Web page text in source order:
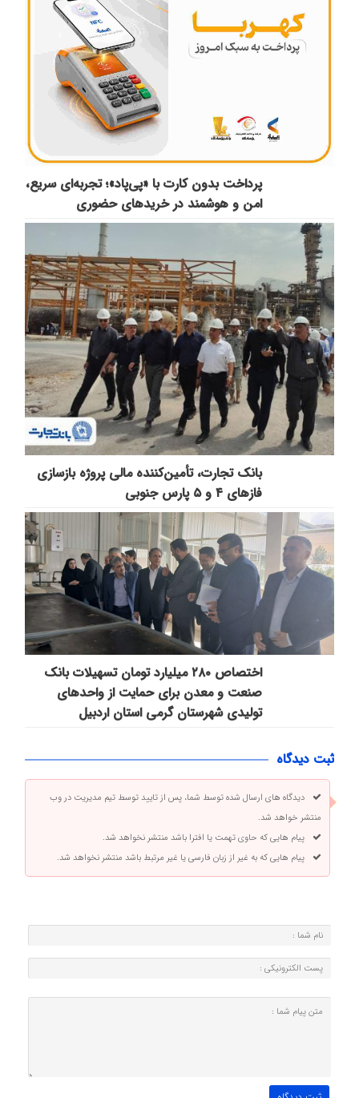
پرداخت بدون کارت با «پی‌پاد»؛ تجربه‌ای سریع،
امن و هوشمند در خریدهای حضوری
بانک تجارت، تأمین‌کننده مالی پروژه بازسازی
فازهای ۴ و ۵ پارس جنوبی
اختصاص ۲۸۰ میلیارد تومان تسهیلات بانک
صنعت و معدن برای حمایت از واحدهای
تولیدی شهرستان گرمی استان اردبیل
ثبت دیدگاه
دیدگاه های ارسال شده توسط شما، پس از تایید توسط تیم مدیریت در وب
منتشر خواهد شد.
پیام هایی که حاوی تهمت یا افترا باشد منتشر نخواهد شد.
پیام هایی که به غیر از زبان فارسی یا غیر مرتبط باشد منتشر نخواهد شد.